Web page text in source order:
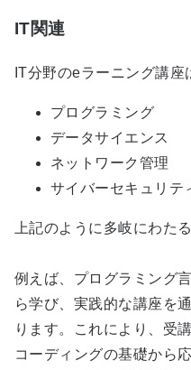
IT関連
IT分野のeラーニング講座
プログラミング
データサイエンス
ネットワーク管理
サイバーセキュリ
上記のように多岐にわた
例えば、プログラミング
ら学び、実践的な講座を
ります。これにより、受
コーディングの基礎から